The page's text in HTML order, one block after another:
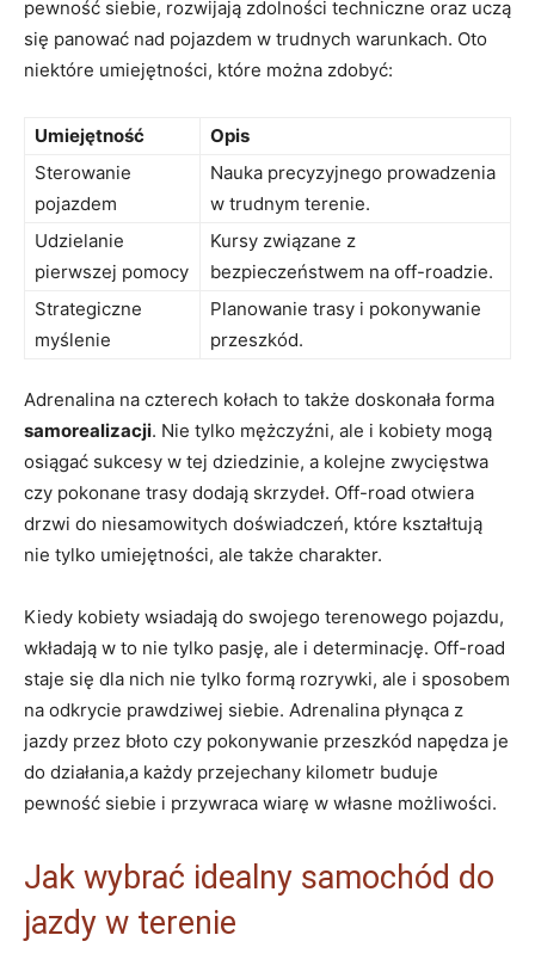
pewność siebie, rozwijają zdolności techniczne oraz uczą
się panować nad pojazdem w trudnych warunkach. Oto
niektóre umiejętności, które można zdobyć:
Umiejętność
Opis
Sterowanie
pojazdem
Nauka precyzyjnego prowadzenia
w trudnym terenie.
Udzielanie
pierwszej pomocy
Kursy związane z
bezpieczeństwem na off-roadzie.
Strategiczne
myślenie
Planowanie trasy i pokonywanie
przeszkód.
Adrenalina na czterech kołach to także doskonała forma
samorealizacji. Nie tylko mężczyźni, ale i kobiety mogą
osiągać sukcesy w tej dziedzinie, a kolejne zwycięstwa
czy pokonane trasy dodają skrzydeł. Off-road otwiera
drzwi do niesamowitych doświadczeń, które kształtują
nie tylko umiejętności, ale także charakter.
Kiedy kobiety wsiadają do swojego terenowego pojazdu,
wkładają w to nie tylko pasję, ale i determinację. Off-road
staje się dla nich nie tylko formą rozrywki, ale i sposobem
na odkrycie prawdziwej siebie. Adrenalina płynąca z
jazdy przez błoto czy pokonywanie przeszkód napędza je
do działania,a każdy przejechany kilometr buduje
pewność siebie i przywraca wiarę w własne możliwości.
Jak wybrać idealny samochód do
jazdy w terenie